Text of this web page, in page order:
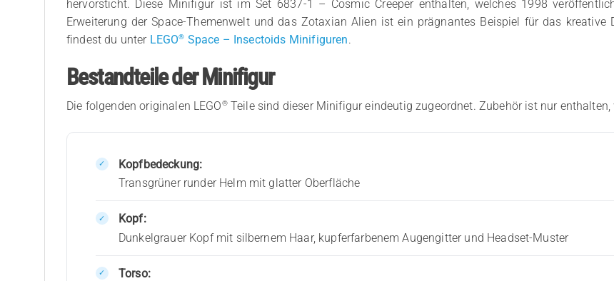
hervorsticht. Diese Minifigur ist im Set 6837-1 – Cosmic Creeper enthalten, welches 1998
Erweiterung der Space-Themenwelt und das Zotaxian Alien ist ein prägnantes Beispiel für das kreative
findest du unter LEGO® Space – Insectoids Minifiguren.
Bestandteile der Minifigur
Die folgenden originalen LEGO®Teile sind dieser Minifigur eindeutig zugeordnet. Zubehör ist nur
Kopfbedeckung:
Transgrüner runder Helm mit glatter Oberfläche
Kopf:
Dunkelgrauer Kopf mit silbernem Haar, kupferfarbenem Augengitter und Headset-Muster
Torso: